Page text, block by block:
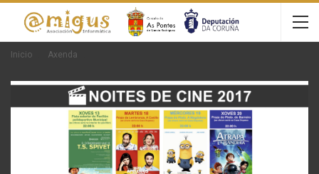
Inicio Axenda